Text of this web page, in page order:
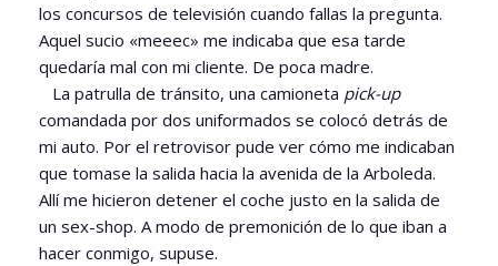
los concursos de televisión cuando fallas la pregunta.
Aquel sucio «meeec» me indicaba que esa tarde
quedaría mal con mi cliente. De poca madre.
La patrulla de tránsito, una camioneta pick-up
comandada por dos uniformados se colocó detrás de
mi auto. Por el retrovisor pude ver cómo me indicaban
que tomase la salida hacia la avenida de la Arboleda.
Allí me hicieron detener el coche justo en la salida de
un sex-shop. A modo de premonición de lo que iban a
hacer conmigo, supuse.